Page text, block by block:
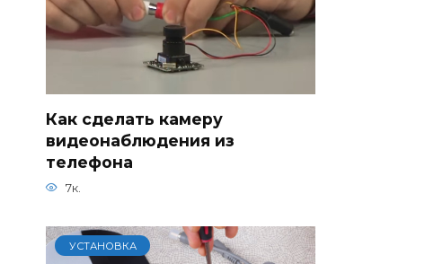
Как сделать камеру
видеонаблюдения из
телефона
7к.
УСТАНОВКА